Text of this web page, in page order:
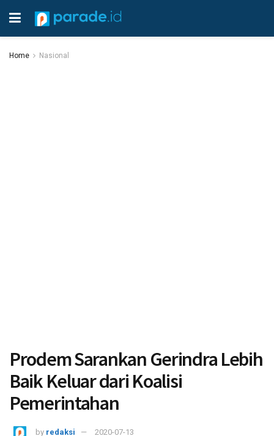
Home Nasional
Prodem Sarankan Gerindra Lebih
Baik Keluar dari Koalisi
Pemerintahan
by redaksi 2020-07-13